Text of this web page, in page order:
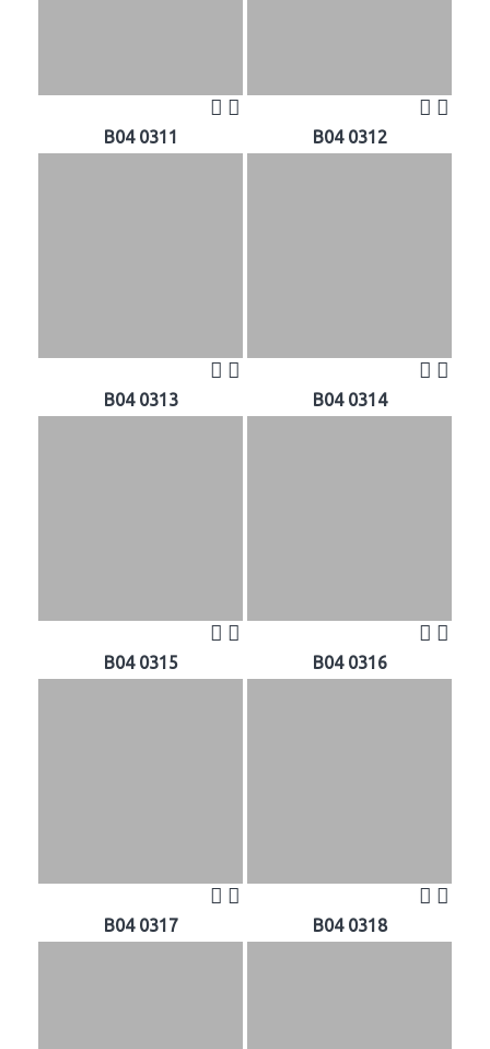
B04 0311 B04 0312
B04 0313 B04 0314
B04 0315 B04 0316
B04 0317 B04 0318